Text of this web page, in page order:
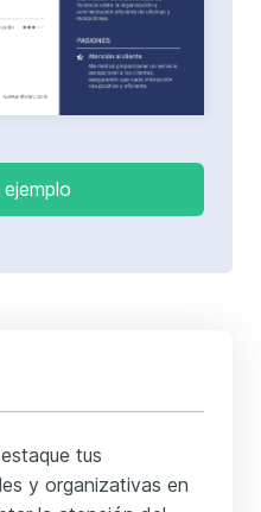
tus
y organizativas en